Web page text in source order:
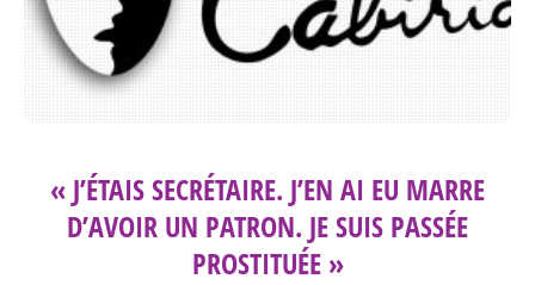
« J’ÉTAIS SECRÉTAIRE. J’EN AI EU MARRE
D’AVOIR UN PATRON. JE SUIS PASSÉE
PROSTITUÉE »